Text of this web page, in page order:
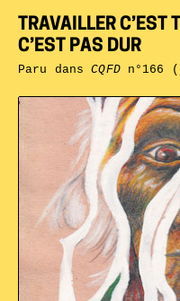
TRAVAILLER C’EST
C’EST PAS DUR
Paru dansCQFDn°166